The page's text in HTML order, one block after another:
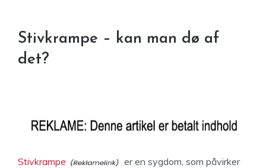
Stivkrampe – kan man dø af
det?
Stivkrampe
er en sygdom, som påvirker